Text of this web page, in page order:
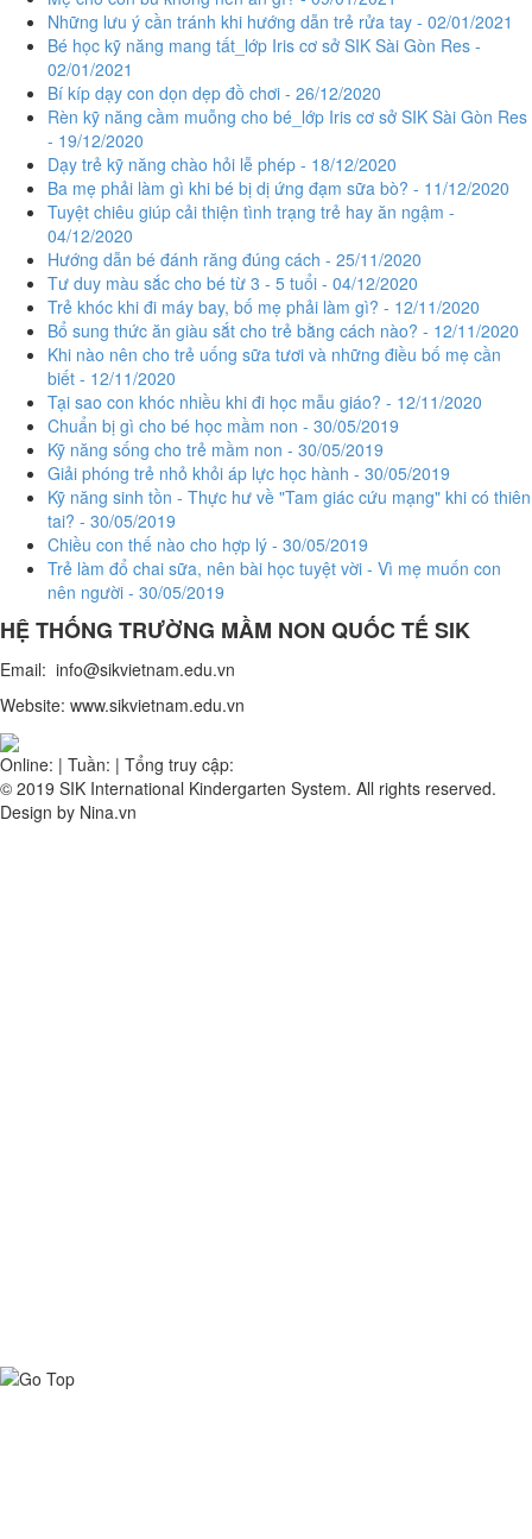
Những lưu ý cần tránh khi hướng dẫn trẻ rửa tay - 02/01/2021
Bé học kỹ năng mang tất_lớp Iris cơ sở SIK Sài Gòn Res -
02/01/2021
Bí kíp dạy con dọn dẹp đồ chơi - 26/12/2020
Rèn kỹ năng cầm muỗng cho bé_lớp Iris cơ sở SIK Sài Gòn Res
- 19/12/2020
Dạy trẻ kỹ năng chào hỏi lễ phép - 18/12/2020
Ba mẹ phải làm gì khi bé bị dị ứng đạm sữa bò? - 11/12/2020
Tuyệt chiêu giúp cải thiện tình trạng trẻ hay ăn ngậm -
04/12/2020
Hướng dẫn bé đánh răng đúng cách - 25/11/2020
Tư duy màu sắc cho bé từ 3 - 5 tuổi - 04/12/2020
Trẻ khóc khi đi máy bay, bố mẹ phải làm gì? - 12/11/2020
Bổ sung thức ăn giàu sắt cho trẻ bằng cách nào? - 12/11/2020
Khi nào nên cho trẻ uống sữa tươi và những điều bố mẹ cần
biết - 12/11/2020
Tại sao con khóc nhiều khi đi học mẫu giáo? - 12/11/2020
Chuẩn bị gì cho bé học mầm non - 30/05/2019
Kỹ năng sống cho trẻ mầm non - 30/05/2019
Giải phóng trẻ nhỏ khỏi áp lực học hành - 30/05/2019
Kỹ năng sinh tồn - Thực hư về "Tam giác cứu mạng" khi có thiên
tai? - 30/05/2019
Chiều con thế nào cho hợp lý - 30/05/2019
Trẻ làm đổ chai sữa, nên bài học tuyệt vời - Vì mẹ muốn con
nên người - 30/05/2019
HỆ THỐNG TRƯỜNG MẦM NON QUỐC TẾSIK
Email: info@sikvietnam.edu.vn
Website: www.sikvietnam.edu.vn
Online: | Tuần: | Tổng truy cập:
© 2019 SIK International Kindergarten System. All rights reserved.
Design by Nina.vn